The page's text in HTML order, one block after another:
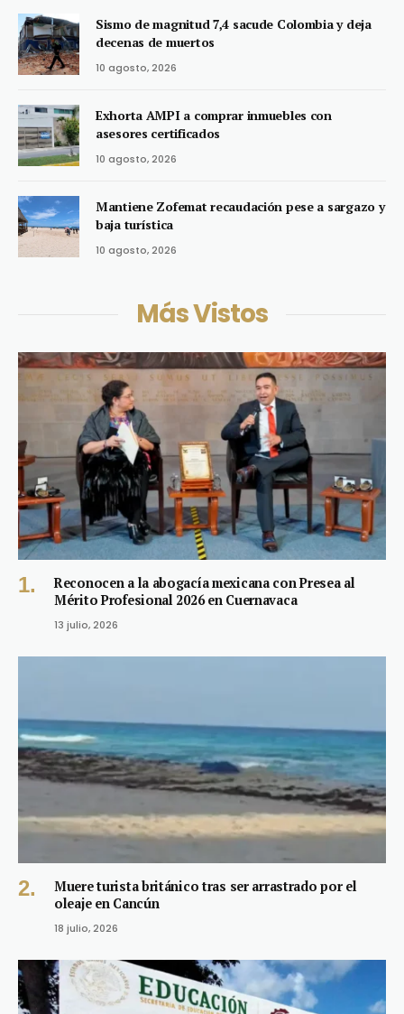
Sismo de magnitud 7,4 sacude Colombia y deja
decenas de muertos
10 agosto, 2026
Exhorta AMPI a comprar inmuebles con
asesores certificados
10 agosto, 2026
Mantiene Zofemat recaudación pese a sargazo y
baja turística
10 agosto, 2026
Más Vistos
Reconocen a la abogacía mexicana con Presea al
Mérito Profesional 2026 en Cuernavaca
13 julio, 2026
Muere turista británico tras ser arrastrado por el
oleaje en Cancún
18 julio, 2026